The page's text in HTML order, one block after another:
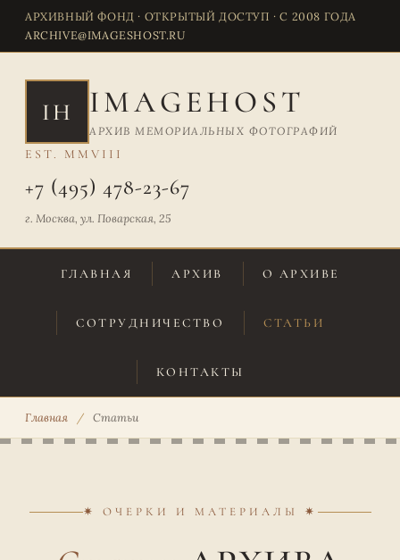
АРХИВНЫЙ ФОНД · ОТКРЫТЫЙ ДОСТУП · С 2008 ГОДА
ARCHIVE@IMAGESHOST.RU
IH IMAGEHOST
АРХИВ МЕМОРИАЛЬНЫХ ФОТОГРАФИЙ
EST. MMVIII
+7 (495) 478-23-67
г. Москва, ул. Поварская, 25
ГЛАВНАЯ АРХИВ О АРХИВЕ
СОТРУДНИЧЕСТВО СТАТЬИ
КОНТАКТЫ
Главная / Статьи
✷ ОЧЕРКИ И МАТЕРИАЛЫ ✷